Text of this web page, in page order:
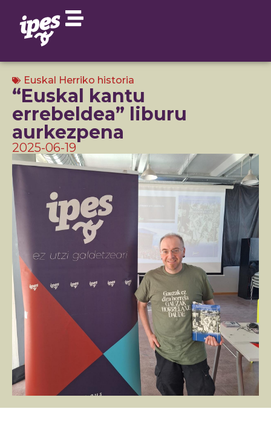
Euskal Herriko historia
“Euskal kantu
errebeldea” liburu
aurkezpena
2025-06-19